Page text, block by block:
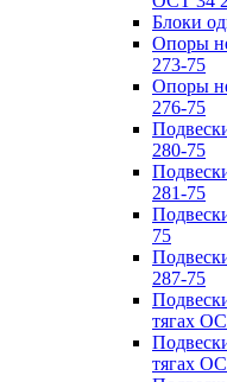
Блоки
Опоры
273-75
Опоры
276-75
280-75
281-75
75
287-75
тягах
тягах